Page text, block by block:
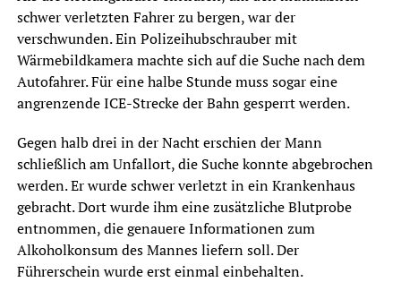
schwer verletzten Fahrer zu bergen, war der
verschwunden. Ein Polizeihubschrauber mit
Wärmebildkamera machte sich auf die Suche nach dem
Autofahrer. Für eine halbe Stunde muss sogar eine
angrenzende ICE-Strecke der Bahn gesperrt werden.
Gegen halb drei in der Nacht erschien der Mann
schließlich am Unfallort, die Suche konnte abgebrochen
werden. Er wurde schwer verletzt in ein Krankenhaus
gebracht. Dort wurde ihm eine zusätzliche Blutprobe
entnommen, die genauere Informationen zum
Alkoholkonsum des Mannes liefern soll. Der
Führerschein wurde erst einmal einbehalten.